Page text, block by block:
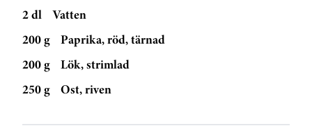
2 dl
Vatten
200 g
Paprika, röd, tärnad
200 g
Lök, strimlad
250 g
Ost, riven